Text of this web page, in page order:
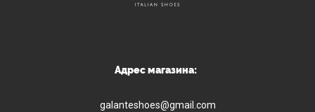
Адрес магазина:
galanteshoes@gmail.com